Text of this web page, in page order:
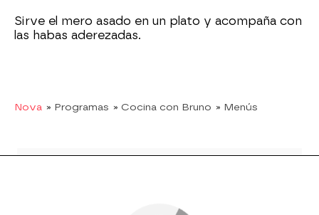
Sirve el mero asado en un plato y acompaña con
las habas aderezadas.
Nova » Programas » Cocina con Bruno » Menús